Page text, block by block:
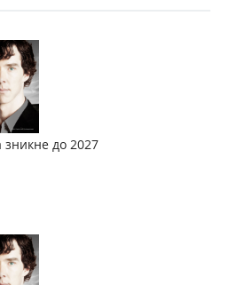
до 2027